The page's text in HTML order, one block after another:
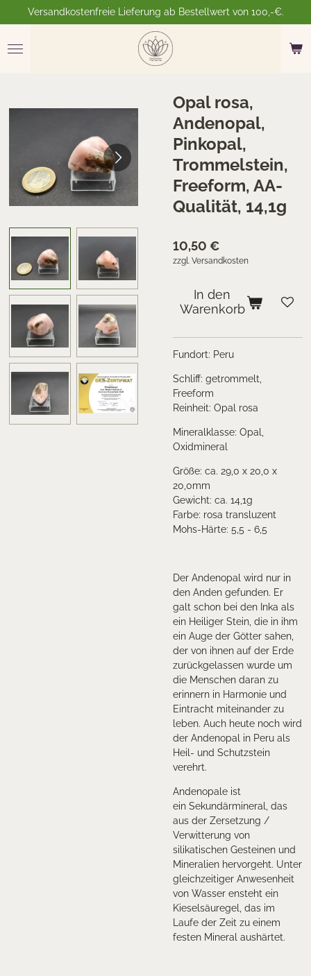
Hauptinhalt
springen
Versandkostenfreie Lieferung ab Bestellwert von 100,-€.
Opal rosa,
Andenopal,
Pinkopal,
Trommelstein,
Freeform, AA-
Qualität, 14,1g
10,50 €
zzgl. Versandkosten
In den
Warenkorb
Fundort: Peru
Schliff: getrommelt,
Freeform
Reinheit: Opal rosa
Mineralklasse: Opal,
Oxidmineral
Größe: ca. 29,0 x 20,0 x
20,0mm
Gewicht: ca. 14,1g
Farbe: rosa transluzent
Mohs-Härte: 5,5 - 6,5
Der Andenopal wird nur in
den Anden gefunden. Er
galt schon bei den Inka als
ein Heiliger Stein, die in ihm
ein Auge der Götter sahen,
der von ihnen auf der Erde
zurückgelassen wurde um
die Menschen daran zu
erinnern in Harmonie und
Eintracht miteinander zu
leben. Auch heute noch wird
der Andenopal in Peru als
Heil- und Schutzstein
verehrt.
Andenopale ist
ein Sekundärmineral, das
aus der Zersetzung /
Verwitterung von
silikatischen Gesteinen und
Mineralien hervorgeht. Unter
gleichzeitiger Anwesenheit
von Wasser ensteht ein
Kieselsäuregel, das im
Laufe der Zeit zu einem
festen Mineral aushärtet.